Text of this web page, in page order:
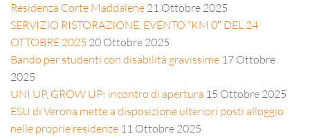
Residenza Corte Maddalene 21 Ottobre 2025
SERVIZIO RISTORAZIONE, EVENTO “KM 0″ DEL 24
OTTOBRE 2025 20 Ottobre 2025
Bando per studenti con disabilità gravissime 17 Ottobre
2025
UNI UP, GROW UP: incontro di apertura 15 Ottobre 2025
ESU di Verona mette a disposizione ulteriori posti alloggio
nelle proprie residenze 11 Ottobre 2025